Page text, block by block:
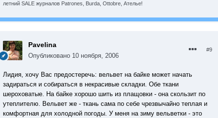
летний SALE журналов Patrones, Burda, Ottobre, Ателье!
Pavelina
Опубликовано 10 ноября, 2006
#9
Лидия, хочу Вас предостеречь: вельвет на байке может начать
задираться и собираться в некрасивые складки. Обе ткани
шероховатые. На байке хорошо шить из плащовки - она скользит по
утеплителю. Вельвет же - ткань сама по себе чрезвычайно теплая и
комфортная для холодной погоды. У меня на зиму вельветки - это